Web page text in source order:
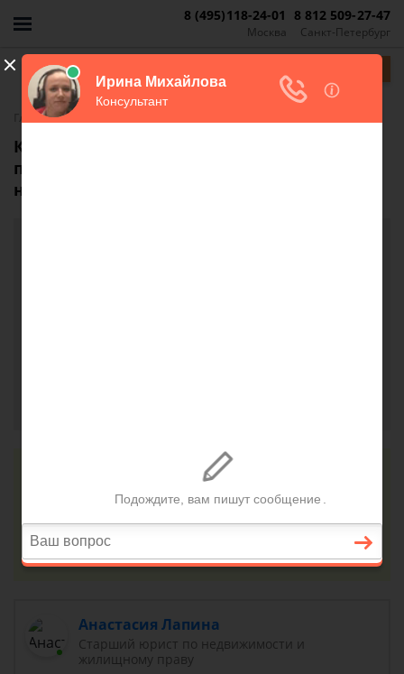
Москва
8 (495)118-24-01
Санкт-Петербург
8 812 509-27-47
Главная-FAQ
Кто оплачивает услуги риелтора при
продаже частного дома в ипотеку через
него?
Консультация юриста онлайн
Ответ на сайте в течении 15 минут
Анастасия Лапина
Старший юрист по недвижимости и
жилищному праву